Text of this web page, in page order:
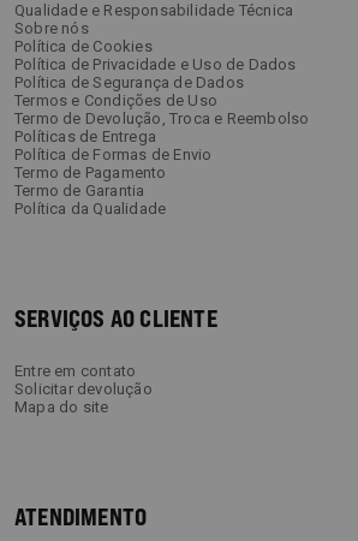
Qualidade e Responsabilidade Técnica
Sobre nós
Política de Cookies
Política de Privacidade e Uso de Dados
Política de Segurança de Dados
Termos e Condições de Uso
Termo de Devolução, Troca e Reembolso
Políticas de Entrega
Política de Formas de Envio
Termo de Pagamento
Termo de Garantia
Política da Qualidade
SERVIÇOS AO CLIENTE
Entre em contato
Solicitar devolução
Mapa do site
ATENDIMENTO